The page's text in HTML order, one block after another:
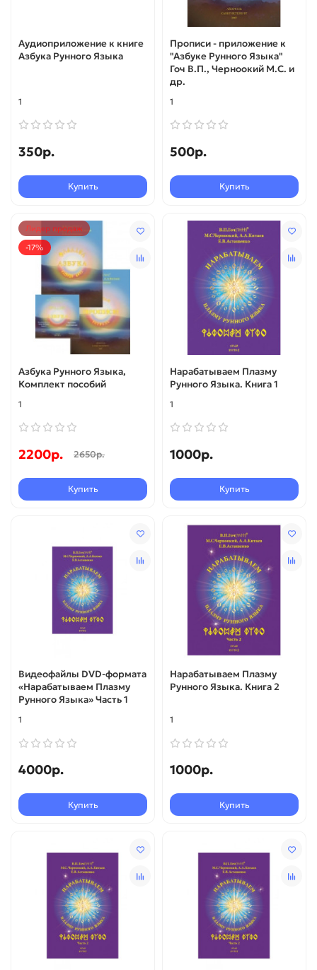
Аудиоприложение к книге
Азбука Рунного Языка
1
350р.
Купить
Прописи - приложение к
"Азбуке Рунного Языка"
Гоч В.П., Черноокий М.С. и
др.
1
500р.
Купить
Лидер продаж
-17%
Азбука Рунного Языка,
Комплект пособий
1
2200р. 2650р.
Купить
Нарабатываем Плазму
Рунного Языка. Книга 1
1
1000р.
Купить
Видеофайлы DVD-формата
«Нарабатываем Плазму
Рунного Языка» Часть 1
1
4000р.
Купить
Нарабатываем Плазму
Рунного Языка. Книга 2
1
1000р.
Купить